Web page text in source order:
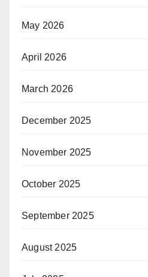
May 2026
April 2026
March 2026
December 2025
November 2025
October 2025
September 2025
August 2025